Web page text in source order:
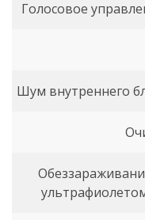
Голосовое
Шум внутреннего